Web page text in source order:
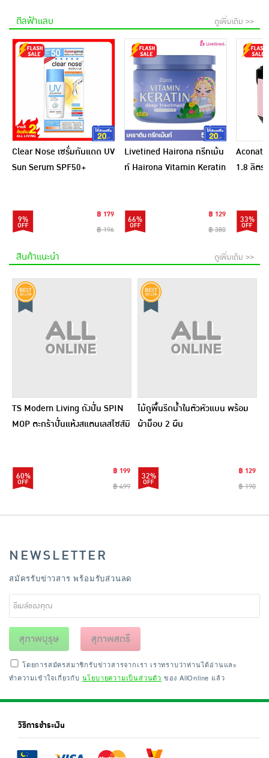
ดีลฟ้าแลบ ดูเพิ่มเติม >>
Clear Nose เซรั่มกันแดด UV
Sun Serum SPF50+
9%
฿ 179
฿ 196
Livetined Hairona ทรีทเม้น
ท์ Hairona Vitamin Keratin
66%
฿ 129
฿ 380
1.8 ลิตร
33%
สินค้าแนะนำ ดูเพิ่มเติม >>
TS Modern Living ถังปั่น SPIN
MOP ตะกร้าปั่นแห้งสแตนเลสไซส์มิ
60%
฿ 199
฿ 499
ไม้ถูพื้นรีดน้ำในตัวหัวแบน พร้อม
ผ้าม็อบ 2 ผืน
32%
฿ 129
฿ 190
NEWSLETTER
สมัครรับข่าวสาร พร้อมรับส่วนลด
สุภาพบุรุษ สุภาพสตรี
โดยการสมัครสมาชิกรับข่าวสารจากเรา เราทราบว่าท่านได้อ่านและ
ทำความเข้าใจเกี่ยวกับ นโยบายความเป็นส่วนตัว ของ AllOnline แล้ว
วิธีการชำระเงิน